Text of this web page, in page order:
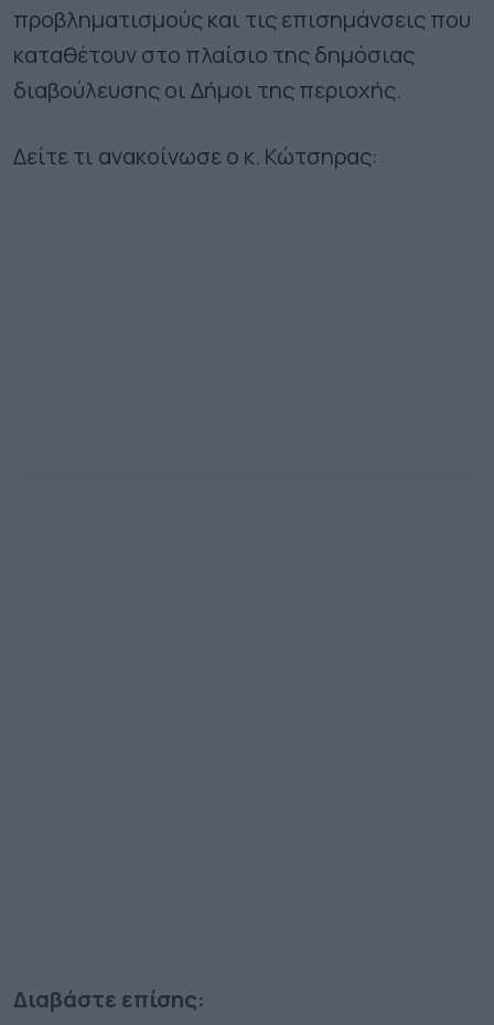
προβληματισμούς και τις επισημάνσεις που
καταθέτουν στο πλαίσιο της δημόσιας
διαβούλευσης οι Δήμοι της περιοχής.
Δείτε τι ανακοίνωσε ο κ. Κώτσηρας:
Διαβάστε επίσης: